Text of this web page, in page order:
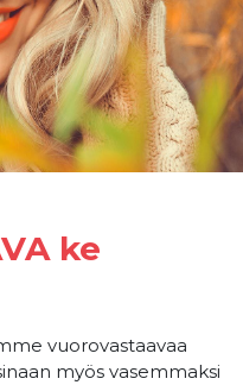
ke
vuorovastaavaa
myös vasemmaksi